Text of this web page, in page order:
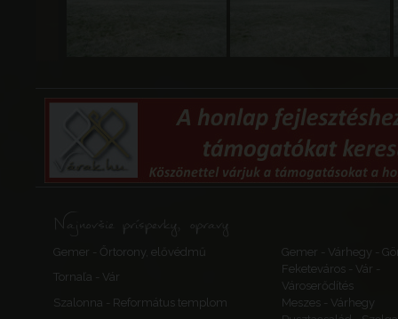
Najnovšie príspevky, opravy
Gemer - Őrtorony, elővédmű
Gemer - Várhegy -
Tornaľa - Vár
Feketeváros - Vár -
Városerődítés
Szalonna - Református templom
Meszes - Várhegy